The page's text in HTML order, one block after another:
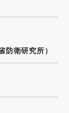
衛研究所）